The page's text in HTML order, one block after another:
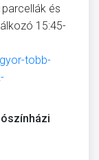
és
15:45-
tobb-